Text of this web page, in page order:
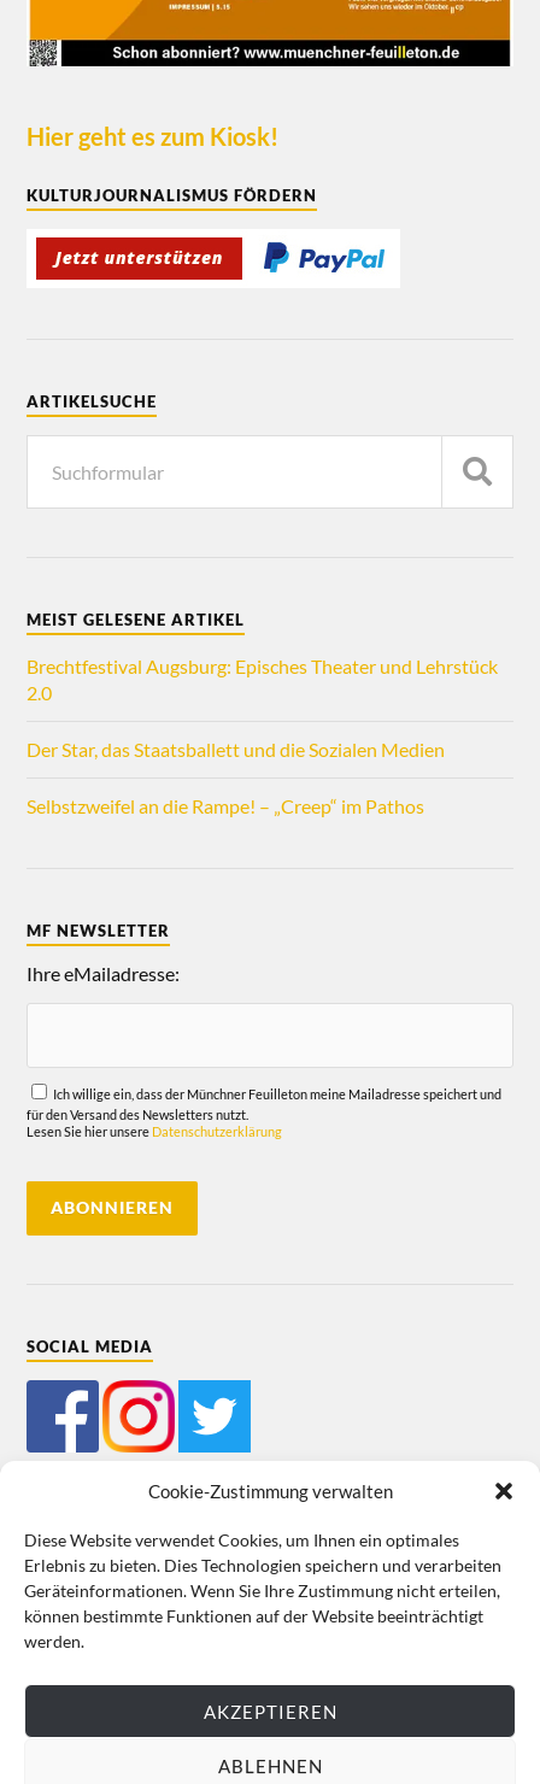
Cookie-Zustimmung verwalten
Diese Website verwendet Cookies, um Ihnen ein optimales
Erlebnis zu bieten. Dies Technologien speichern und verarbeiten
Geräteinformationen. Wenn Sie Ihre Zustimmung nicht erteilen,
können bestimmte Funktionen auf der Website beeinträchtigt
werden.
AKZEPTIEREN
ABLEHNEN
Hier geht es zum Kiosk!
KULTURJOURNALISMUS FÖRDERN
ARTIKELSUCHE
MEIST GELESENE ARTIKEL
Brechtfestival Augsburg: Episches Theater und Lehrstück
2.0
Der Star, das Staatsballett und die Sozialen Medien
Selbstzweifel an die Rampe! – „Creep“ im Pathos
MF NEWSLETTER
Ihre eMailadresse:
Ich willige ein, dass der Münchner Feuilleton meine Mailadresse speichert und
für den Versand des Newsletters nutzt.
Lesen Sie hier unsere Datenschutzerklärung
SOCIAL MEDIA
Mein Bestellkonto Kundeninformationen Datenschutz
Cookie-Richtlinie (EU) Impressum
VERTRAG WIDERRUFEN